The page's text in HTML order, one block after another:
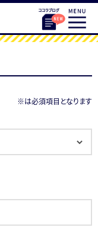
※は必須項目となります